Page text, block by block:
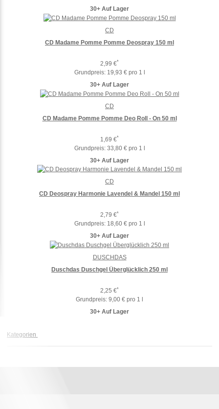
30+ Auf Lager
CD Madame Pomme Pomme Deospray 150 ml
2,99 €*
Grundpreis: 19,93 € pro 1 l
30+ Auf Lager
CD
CD Madame Pomme Pomme Deo Roll - On 50 ml
1,69 €*
Grundpreis: 33,80 € pro 1 l
30+ Auf Lager
CD
CD Deospray Harmonie Lavendel & Mandel 150 ml
2,79 €*
Grundpreis: 18,60 € pro 1 l
30+ Auf Lager
CD
Duschdas Duschgel Überglücklich 250 ml
2,25 €*
Grundpreis: 9,00 € pro 1 l
30+ Auf Lager
DUSCHDAS
Kategorien